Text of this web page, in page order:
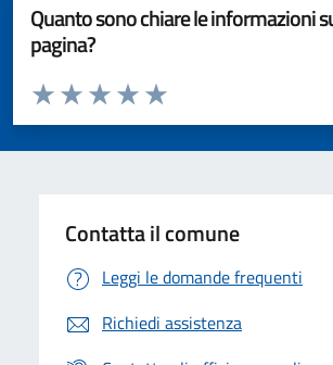
Quanto sono chiare le informazioni
pagina?
Valuta da 1 a 5 stelle la pagina
Valuta 5 stelle su 5
Valuta 4 stelle su 5
Valuta 3 stelle su 5
Valuta 2 stelle su 5
Valuta 1 stelle su 5
Contatta il comune
Leggi le domande frequenti
Richiedi assistenza